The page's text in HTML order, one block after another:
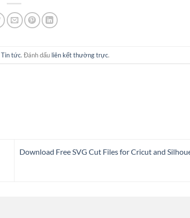
Tin tức. Đánh dấu liên kết thường trực.
Download Free SVG Cut Files for Cricut and